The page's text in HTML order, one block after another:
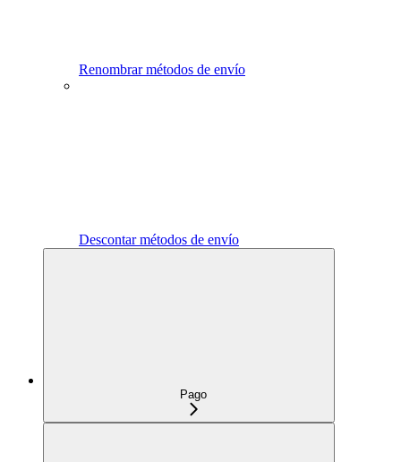
Renombrar métodos de envío
Descontar métodos de envío
Pago